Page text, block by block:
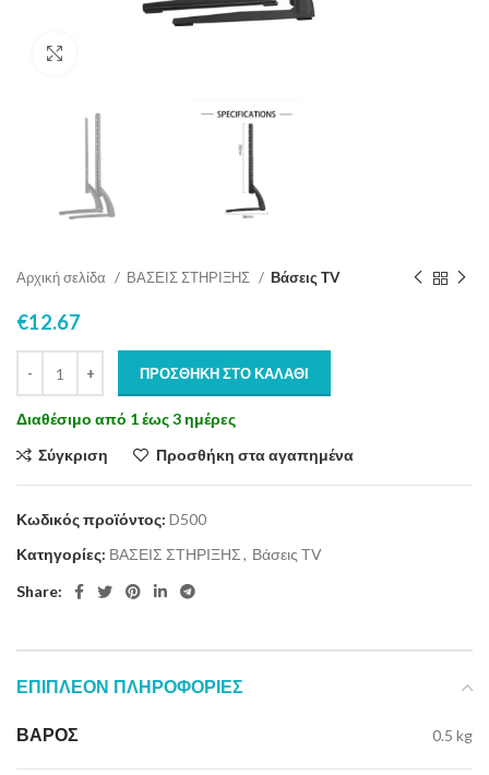
Αρχική σελίδα ΒΑΣΕΙΣ ΣΤΗΡΙΞΗΣ Βάσεις ΤV
€12.67
ΠΡΟΣΘΉΚΗ ΣΤΟ ΚΑΛΆΘΙ
Διαθέσιμο από 1 έως 3 ημέρες
Σύγκριση
Προσθήκη στα αγαπημένα
Κωδικός προϊόντος: D500
Κατηγορίες: ΒΑΣΕΙΣ ΣΤΗΡΙΞΗΣ, Βάσεις ΤV
Share:
ΕΠΙΠΛΈΟΝ ΠΛΗΡΟΦΟΡΊΕΣ
ΒΆΡΟΣ 0.5 kg